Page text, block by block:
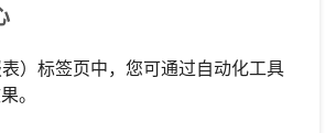
表）标签页中，您可通过自动化工具
。